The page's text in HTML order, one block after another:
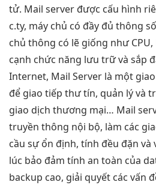
tử. Mail server được cấu hình
c.ty, máy chủ có đầy đủ thông
chủ thông có lẽ giống như CPU,
cạnh chức năng lưu trữ và sắp
Internet, Mail Server là một
để giao tiếp thư tín, quản lý và
giao dịch thương mại… Mail
truyền thông nội bộ, làm các
cầu sự ổn định, tính đều đặn
lúc bảo đảm tính an toàn của
backup cao, giải quyết các vấn